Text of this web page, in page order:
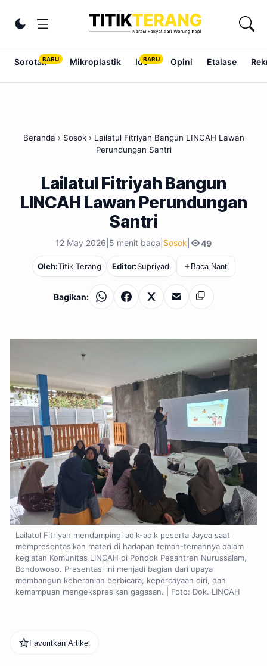
Ubah tema
Sorotan Mikroplastik Ide Opini Etalase
Beranda › Sosok› Lailatul Fitriyah Bangun LINCAH Lawan
Perundungan Santri
Lailatul Fitriyah Bangun
LINCAH Lawan Perundungan
Santri
12 May 2026 5 menit baca Sosok 49
Oleh:Titik Terang Editor:Supriyadi ＋ Baca Nanti
Bagikan: WhatsAppFacebook
X EmailSalin
Lailatul Fitriyah mendampingi adik-adik peserta Jayca saat
mempresentasikan materi di hadapan teman-temannya dalam
kegiatan Komunitas LINCAH di Pondok Pesantren Nurussalam,
Bondowoso. Presentasi ini menjadi bagian dari upaya
membangun keberanian berbicara, kepercayaan diri, dan
kemampuan mengekspresikan gagasan. | Foto: Dok. LINCAH
Favoritkan Artikel